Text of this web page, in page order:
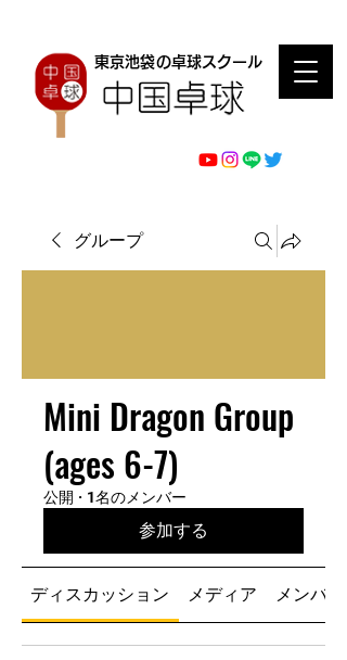
東京池袋の卓球スクール
グループ
Mini Dragon Group
(ages 6-7)
公開 · 1名のメンバー
参加する
ディスカッション メディア メンバー